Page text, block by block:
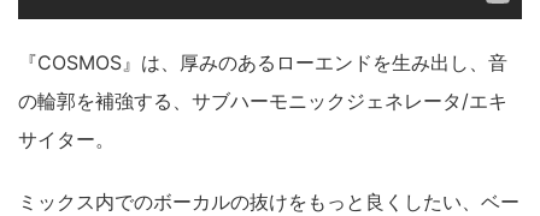
『COSMOS』は、厚みのあるローエンドを生み出し、音
の輪郭を補強する、サブハーモニックジェネレータ/エキ
サイター。
ミックス内でのボーカルの抜けをもっと良くしたい、ベー